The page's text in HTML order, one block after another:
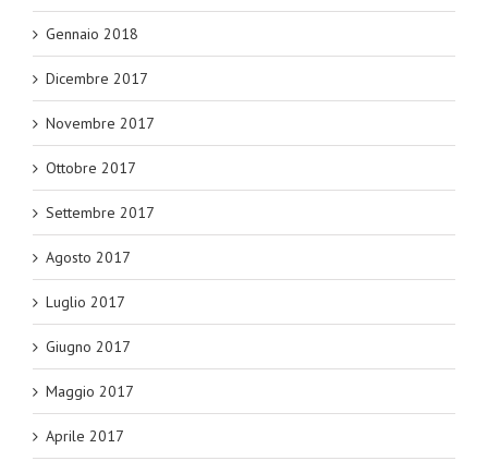
Gennaio 2018
Dicembre 2017
Novembre 2017
Ottobre 2017
Settembre 2017
Agosto 2017
Luglio 2017
Giugno 2017
Maggio 2017
Aprile 2017